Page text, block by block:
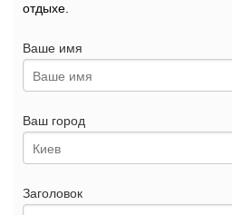
отдыхе.
Ваше имя
Ваш город
Заголовок